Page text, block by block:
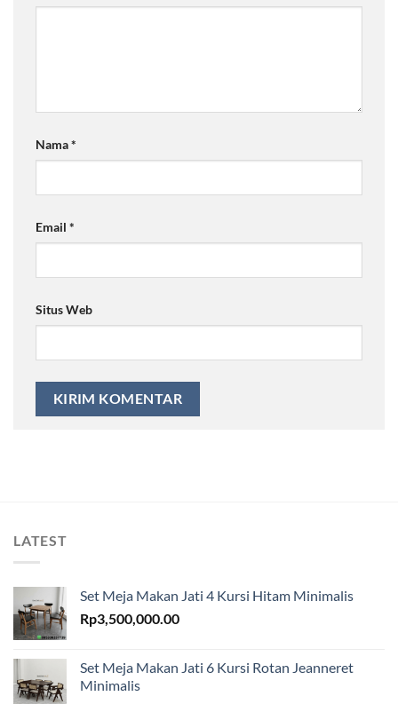
Nama*
Email *
Situs Web
LATEST
Set Meja Makan Jati 4 Kursi Hitam Minimalis
Rp3,500,000.00
Set Meja Makan Jati 6 Kursi Rotan Jeanneret
Minimalis